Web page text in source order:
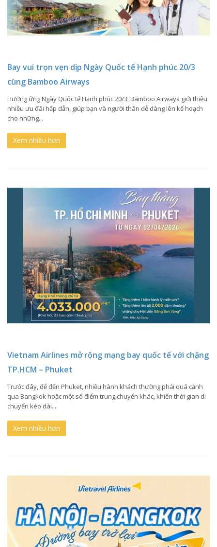
Bay vui trọn vẹn dịp Ngày Quốc tế Hạnh phúc 20/3
cùng Bamboo Airways
Hưởng ứng Ngày Quốc tế Hạnh phúc 20/3, Bamboo Airways giới thiệu
nhiều ưu đãi hấp dẫn, giúp bạn và người thân dễ dàng lên kế hoạch
cho những...
Xem nhiều hơn
Vietnam Airlines mở rộng mạng bay quốc tế với chặng
TP.HCM – Phuket
Trước đây, để đến Phuket, nhiều hành khách thường phải quá cảnh
qua Bangkok hoặc một số điểm trung chuyển khác, khiến thời gian di
chuyển kéo dài...
Xem nhiều hơn